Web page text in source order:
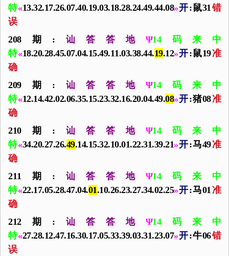
特«13.32.17.26.07.40.19.03.18.28.24.49.44.08»开:鼠31错
误
208期: 讪答答地 Ψ14码来中
特«18.20.28.45.07.04.15.49.11.03.38.44.19.12»开:鼠19准
确
209期: 讪答答地 Ψ14码来中
特«12.14.42.02.06.35.15.23.32.16.20.04.49.08»开:猪08准
确
210期: 讪答答地 Ψ14码来中
特«34.20.27.26.49.14.15.32.10.01.22.31.39.21»开:马49准
确
211期: 讪答答地 Ψ14码来中
特«22.17.05.28.47.04.01.10.26.23.27.34.02.25»开:马01准
确
212期: 讪答答地 Ψ14码来中
特«27.28.12.47.16.30.17.05.33.39.03.31.23.07»开:牛06错
误